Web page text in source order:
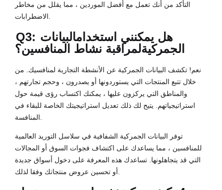
التأكد من أنك تعمل مع أفضل الموردين ، مما يقلل من مخاطر
الاضطرابات.
Q3: هل يمكنني استخدامالبيانات
الجمركيةلمراقبة نشاط المنافسين؟
نعم! تكشف البيانات الجمركية عن الأنشطة التجارية لمنافسيك. من
خلال تتبع المنتجات التي يستوردونها أو يصدرون ، وحجم تجارتهم ،
والمناطق التي يركزون عليها ، يمكنك اكتساب رؤى قيمة حول
استراتيجياتهم. يتيح لك ذلك تعديل استراتيجيتك الخاصة للبقاء في
المنافسة.
توفر البيانات الجمركية الشفافية في سلاسل التوريد العالمية
للمنافسين ، مما يساعدك على اكتشاف فجوات السوق أو المجالات
التي قد يتجاهلونها. تساعدك هذه المعرفة على دخول أسواق جديدة
أو تحسين عروض منتجاتك وفقا لذلك.